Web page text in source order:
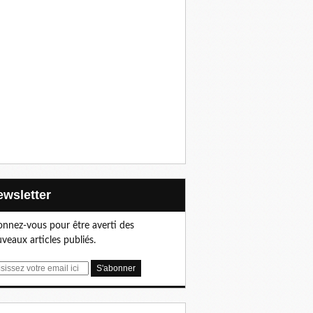
vous pour être averti des
articles publiés.